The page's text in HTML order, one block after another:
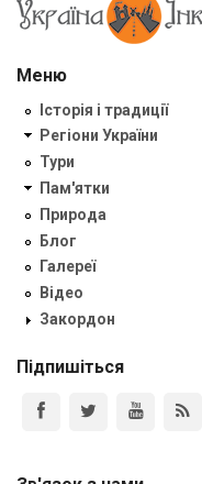
Меню
Історія і традиції
Регіони України
Тури
Пам'ятки
Природа
Блог
Галереї
Відео
Закордон
Підпишіться